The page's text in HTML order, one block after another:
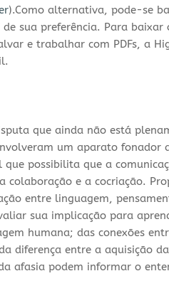
).Como alternativa, pode-se
sua preferência. Para baixar
e trabalhar com PDFs, a
que ainda não está
um aparato fonador
possibilita que a
e a cocriação.
entre linguagem,
sua implicação para
humana; das conexões
diferença entre a aquisição
afasia podem informar o